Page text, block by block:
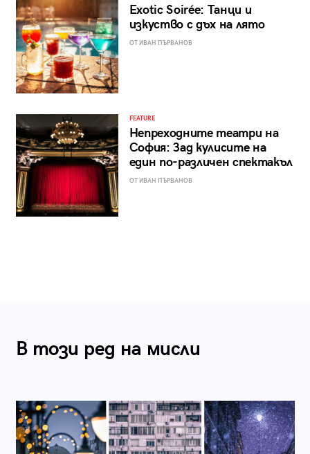
Exotic Soirée: Танци и
изкуство с дъх на лято
ОТ ИВАН ПЪРВАНОВ
FEATURE
Непреходните театри на
София: Зад кулисите на
един по-различен спектакъл
ОТ ИВАН ПЪРВАНОВ
В този ред на мисли